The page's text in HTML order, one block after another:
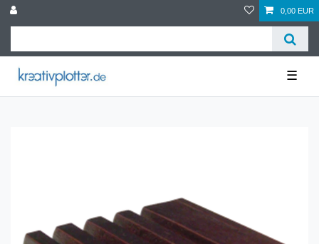
0,00 EUR
☰